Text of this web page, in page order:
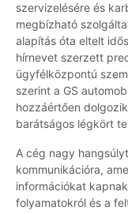
szervizelésére és
megbízható
alapítás óta eltelt
hírnevet szerzett
ügyfélközpontú
szerint a GS
hozzáértően
barátságos légkört
A cég nagy
kommunikációra,
információkat
folyamatokról és a